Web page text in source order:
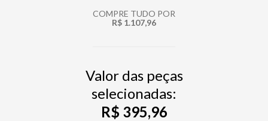
COMPRE TUDO POR
R$ 1.107,96
Valor das peças
selecionadas:
R$ 395,96